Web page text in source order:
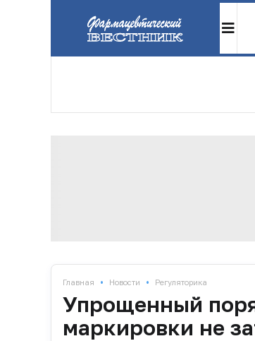
Главная • Новости • Регуляторика
Упрощенный
маркировки не